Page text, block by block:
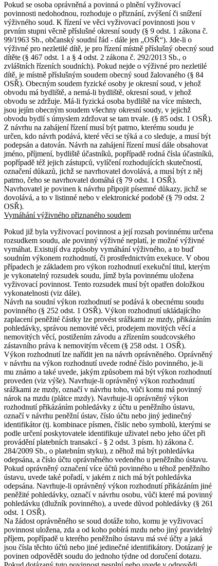
Pokud se osoba oprávněná a povinná o plnění vyživovací
povinnosti nedohodnou, rozhoduje o přiznání, zvýšení či snížení
výživného soud. K řízení ve věci vyživovací povinnosti jsou v
prvním stupni věcně příslušné okresní soudy (§ 9 odst. 1 zákona č.
99/1963 Sb., občanský soudní řád - dále jen „OSŘ“). Jde-li o
výživné pro nezletilé dítě, je pro řízení místně příslušný obecný soud
dítěte (§ 467 odst. 1 a § 4 odst. 2 zákona č. 292/2013 Sb., o
zvláštních řízeních soudních). Pokud nejde o výživné pro nezletilé
dítě, je místně příslušným soudem obecný soud žalovaného (§ 84
OSŘ). Obecným soudem fyzické osoby je okresní soud, v jehož
obvodu má bydliště, a nemá-li bydliště, okresní soud, v jehož
obvodu se zdržuje. Má-li fyzická osoba bydliště na více místech,
jsou jejím obecným soudem všechny okresní soudy, v jejichž
obvodu bydlí s úmyslem zdržovat se tam trvale. (§ 85 odst. 1 OSŘ).
Z návrhu na zahájení řízení musí být patrno, kterému soudu je
určen, kdo návrh podává, které věci se týká a co sleduje, a musí být
podepsán a datován. Návrh na zahájení řízení musí dále obsahovat
jméno, příjmení, bydliště účastníků, popřípadě rodná čísla účastníků,
popřípadě též jejich zástupců, vylíčení rozhodujících skutečností,
označení důkazů, jichž se navrhovatel dovolává, a musí být z něj
patrno, čeho se navrhovatel domáhá (§ 79 odst. 1 OSŘ).
Navrhovatel je povinen k návrhu připojit písemné důkazy, jichž se
dovolává, a to v listinné nebo v elektronické podobě (§ 79 odst. 2
OSŘ).
Vymáhání výživného přiznaného soudem
Pokud již byla vyživovací povinnost a její rozsah povinnému určena
rozsudkem soudu, ale povinný výživné neplatí, je možné výživné
vymáhat. Existují dva způsoby vymáhání výživného, a to buď
soudním výkonem rozhodnutí, či prostřednictvím exekuce. V obou
případech je základem pro výkon rozhodnutí exekuční titul, kterým
je vykonatelný rozsudek soudu, jímž byla povinnému uložena
vyživovací povinnost. Tento rozsudek musí být opatřen doložkou
vykonatelnosti (viz dále).
Návrh na soudní výkon rozhodnutí se podává k obecnému soudu
povinného (§ 252 odst. 1 OSŘ). Výkon rozhodnutí ukládajícího
zaplacení peněžité částky lze provést srážkami ze mzdy, přikázáním
pohledávky, správou nemovité věci, prodejem movitých věcí a
nemovitých věcí, postižením závodu a zřízením soudcovského
zástavního práva k nemovitým věcem (§ 258 odst. 1 OSŘ).
Výkon rozhodnutí lze nařídit jen na návrh oprávněného. Oprávněný
v návrhu na výkon rozhodnutí uvede rodné číslo povinného, je-li
mu známo a také uvede, jakým způsobem má být výkon rozhodnutí
proveden (viz výše). Navrhuje-li oprávněný výkon rozhodnutí
srážkami ze mzdy, označí v návrhu toho, vůči komu má povinný
nárok na mzdu (plátce mzdy). Navrhuje-li oprávněný výkon
rozhodnutí přikázáním pohledávky z účtu u peněžního ústavu,
označí v návrhu peněžní ústav, číslo účtu nebo jiný jedinečný
identifikátor (tj. kombinace písmen, číslic nebo symbolů, kterými se
podle určení poskytovatele identifikuje uživatel nebo jeho účet při
provádění platebních transakcí - § 2 odst. 3 písm. h) zákona č.
284/2009 Sb., o platebním styku), z něhož má být pohledávka
odepsána, a číslo účtu oprávněného vedeného u peněžního ústavu.
Pokud oprávněný označení více účtů povinného u téhož peněžního
ústavu, uvede také pořadí, v jakém z nich má být pohledávka
odepsána. Navrhuje-li oprávněný výkon rozhodnutí přikázáním jiné
peněžité pohledávky, označí v návrhu osobu, vůči které má povinný
pohledávku (dlužník povinného), a uvede důvod pohledávky (§ 261
odst. 1 OSŘ).
Na žádost oprávněného se soud dotáže toho, komu je vyživovací
povinnost uložena, zda a od koho pobírá mzdu nebo jiný pravidelný
příjem, popřípadě u kterého peněžního ústavu má své účty a jaká
jsou čísla těchto účtů nebo jiné jedinečné identifikátory. Dotázaný je
povinen odpovědět soudu do jednoho týdne od doručení dotazu.